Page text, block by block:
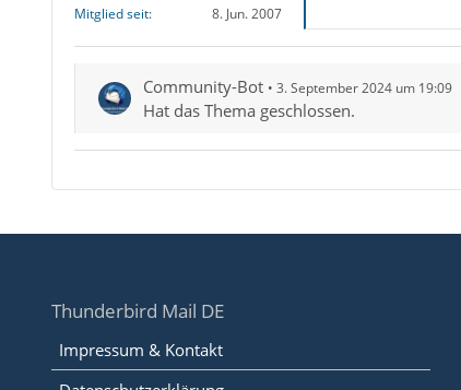
Mitglied seit
8. Jun. 2007
Community-Bot 3. September 2024 um 19:09
Hat das Thema geschlossen.
Thunderbird Mail DE
Impressum & Kontakt